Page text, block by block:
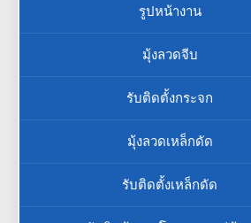
รูปหน้างาน
มุ้งลวดจีบ
รับติดตั้งกระจก
มุ้งลวดเหล็กดัด
รับติดตั้งเหล็กดัด